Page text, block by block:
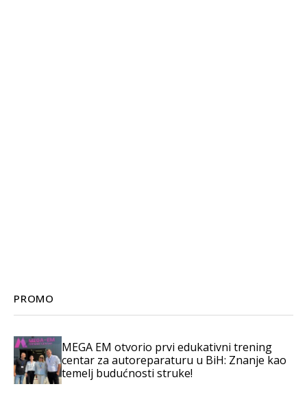
PROMO
MEGA EM otvorio prvi edukativni trening
centar za autoreparaturu u BiH: Znanje kao
temelj budućnosti struke!